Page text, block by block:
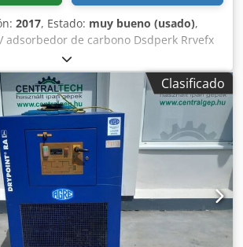
2017, Estado: muy bueno (usado),
adsorbedor de carbono Dsdperk Rrvefx
- L225VWM, temp -10'C to 60'C, presión
presión de trabajo 7Bar, caudal máx
Clasificado